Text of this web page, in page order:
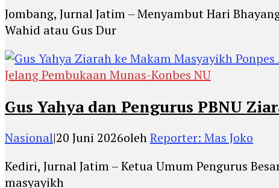
Jombang, Jurnal Jatim – Menyambut Hari
Wahid atau Gus Dur
Jelang Pembukaan Munas-Konbes NU
Gus Yahya dan Pengurus PBNU
Nasional|20 Juni 2026olehReporter: Mas Joko
Kediri, Jurnal Jatim – Ketua Umum Pengurus
masyayikh